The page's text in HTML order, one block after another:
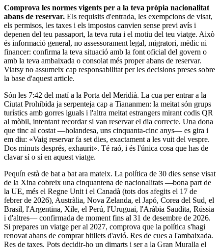
Comprova les normes vigents per a la teva pròpia nacionalitat
abans de reservar. Els requisits d'entrada, les exempcions de visat,
els permisos, les taxes i els impostos canvien sense previ avís i
depenen del teu passaport, la teva ruta i el motiu del teu viatge. Això
és informació general, no assessorament legal, migratori, mèdic ni
financer: confirma la teva situació amb la font oficial del govern o
amb la teva ambaixada o consolat més proper abans de reservar.
Viatsy no assumeix cap responsabilitat per les decisions preses sobre
la base d'aquest article.
Són les 7:42 del matí a la Porta del Meridià. La cua per entrar a la
Ciutat Prohibida ja serpenteja cap a Tiananmen: la meitat són grups
turístics amb gorres iguals i l'altra meitat estrangers mirant codis QR
al mòbil, intentant recordar si van reservar el dia correcte. Una dona
que tinc al costat —holandesa, uns cinquanta-cinc anys— es gira i
em diu: «Vaig reservar fa set dies, exactament a les vuit del vespre.
Dos minuts després, exhaurit». Té raó, i és l'única cosa que has de
clavar sí o sí en aquest viatge.
Pequín està de bat a bat ara mateix. La política de 30 dies sense visat
de la Xina cobreix una cinquantena de nacionalitats —bona part de
la UE, més el Regne Unit i el Canadà (tots dos afegits el 17 de
febrer de 2026), Austràlia, Nova Zelanda, el Japó, Corea del Sud, el
Brasil, l'Argentina, Xile, el Perú, l'Uruguai, l'Aràbia Saudita, Rússia
i d'altres— confirmada de moment fins al 31 de desembre de 2026.
Si prepares un viatge per al 2027, comprova que la política s'hagi
renovat abans de comprar bitllets d'avió. Res de cues a l'ambaixada.
Res de taxes. Pots decidir-ho un dimarts i ser a la Gran Muralla el